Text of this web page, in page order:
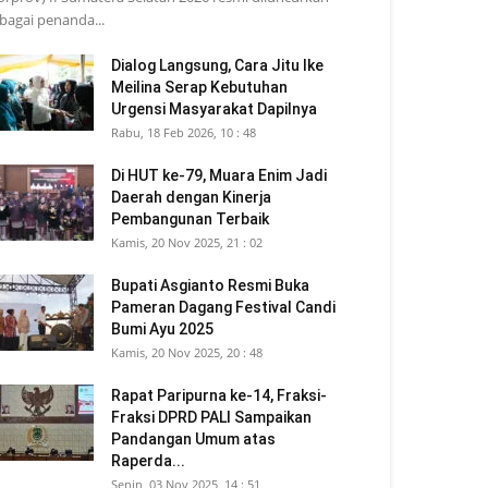
penanda...
Dialog Langsung, Cara Jitu Ike
Meilina Serap Kebutuhan
Urgensi Masyarakat Dapilnya
Rabu, 18 Feb 2026, 10 : 48
Di HUT ke-79, Muara Enim Jadi
Daerah dengan Kinerja
Pembangunan Terbaik
Kamis, 20 Nov 2025, 21 : 02
Bupati Asgianto Resmi Buka
Pameran Dagang Festival Candi
Bumi Ayu 2025
Kamis, 20 Nov 2025, 20 : 48
Rapat Paripurna ke-14, Fraksi-
Fraksi DPRD PALI Sampaikan
Pandangan Umum atas
Raperda...
Senin, 03 Nov 2025, 14 : 51